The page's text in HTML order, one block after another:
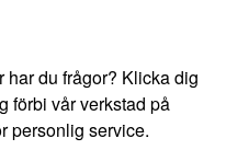
har du frågor? Klicka dig
förbi vår verkstad på
personlig service.